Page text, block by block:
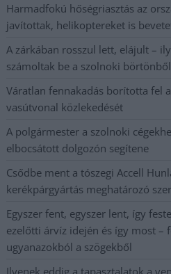
Harmadfokú hőségriasztás az
javítottak, helikoptereket is
A zárkában rosszul lett, elájult –
számoltak be a szolnoki börtönből
Váratlan fennakadás borította fel
vasútvonal közlekedését
A polgármester a szolnoki
elbocsátott dolgozón segítene
Csődbe ment a tószegi Accell
kerékpárgyártás meghatározó
Egyszer fent, egyszer lent, így
ezelőtti árvíz idején és így most –
ugyanazokból a szögekből
Ilyenek eddig a tapasztalatok a